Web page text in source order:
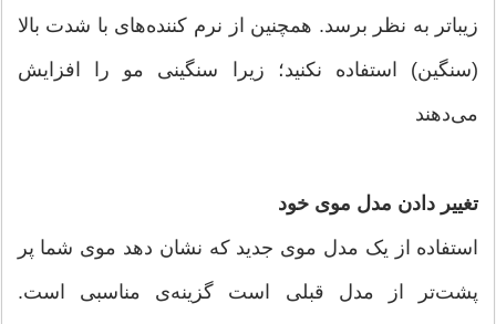
زیباتر به نظر برسد. همچنین از نرم کننده‌های با شدت بالا
(سنگین) استفاده نکنید؛ زیرا سنگینی مو را افزایش
می‌دهند
تغییر دادن مدل موی خود
استفاده از یک مدل موی جدید که نشان دهد موی شما پر
پشت‌تر از مدل قبلی است گزینه‌ی مناسبی است.